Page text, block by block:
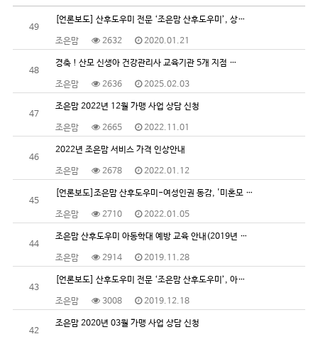
49
[언론보도] 산후도우미 전문 ‘조은맘 산후도우미’, 상…
조은맘 2632 2020.01.21
48
경축 ! 산모 신생아 건강관리사 교육기관 5개 지점 …
조은맘 2636 2025.02.03
47
조은맘 2022년 12월 가맹 사업 상담 신청
조은맘 2665 2022.11.01
46
2022년 조은맘 서비스 가격 인상안내
조은맘 2678 2022.01.12
45
[언론보도]조은맘 산후도우미-여성인권 동감, '미혼모 …
조은맘 2710 2022.01.05
44
조은맘 산후도우미 아동학대 예방 교육 안내(2019년 …
조은맘 2914 2019.11.28
43
[언론보도] 산후도우미 전문 ‘조은맘 산후도우미’, 아…
조은맘 3008 2019.12.18
42
조은맘 2020년 03월 가맹 사업 상담 신청